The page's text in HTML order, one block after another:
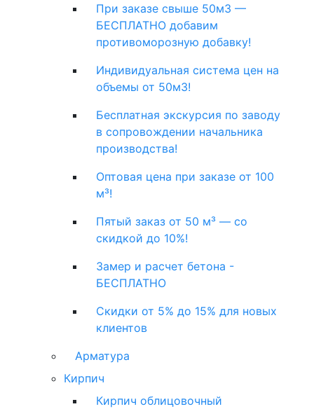
При заказе свыше 50м3 —
БЕСПЛАТНО добавим
противоморозную добавку!
Индивидуальная система цен на
объемы от 50м3!
Бесплатная экскурсия по заводу
в сопровождении начальника
производства!
Оптовая цена при заказе от 100
м³!
Пятый заказ от 50 м³ — со
скидкой до 10%!
Замер и расчет бетона -
БЕСПЛАТНО
Скидки от 5% до 15% для новых
клиентов
Арматура
Кирпич
Кирпич облицовочный